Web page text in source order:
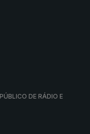
DE RÁDIO E